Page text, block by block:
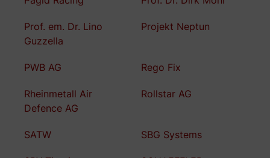
Prof. em. Dr. Lino
Guzzella
Projekt Neptun
PWB AG Rego Fix
Rheinmetall Air
Defence AG
Rollstar AG
SATW SBG Systems